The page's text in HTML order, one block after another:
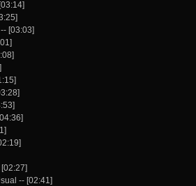
[03:03]
-- [02:41]